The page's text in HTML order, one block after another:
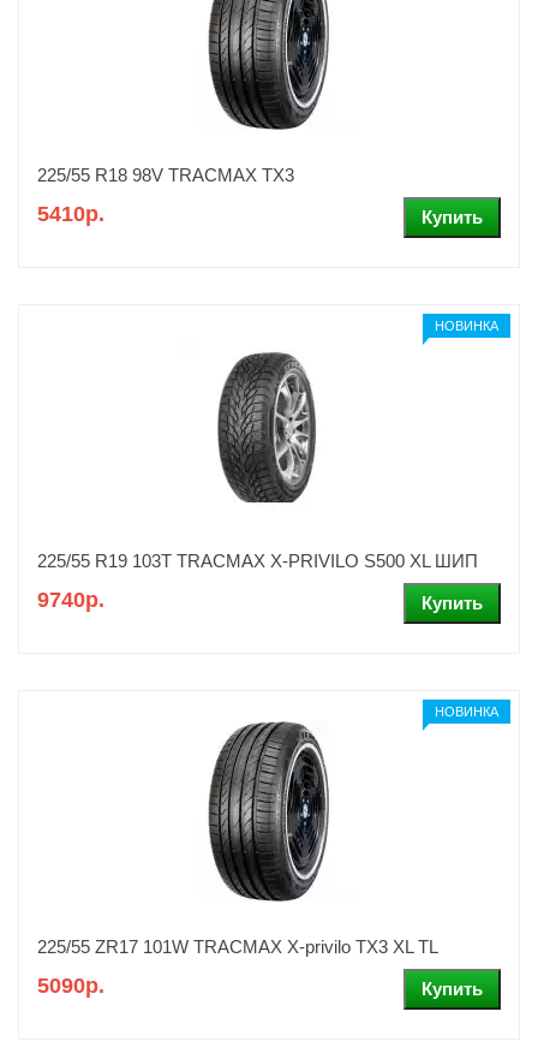
225/55 R18 98V TRACMAX TX3
5410р.
НОВИНКА
225/55 R19 103T TRACMAX X-PRIVILO S500 XL ШИП
9740р.
НОВИНКА
225/55 ZR17 101W TRACMAX X-privilo TX3 XL TL
5090р.